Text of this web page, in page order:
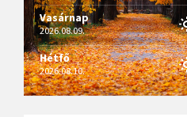
Vasárnap
2026.08.09.
Hétfő
2026.08.10.